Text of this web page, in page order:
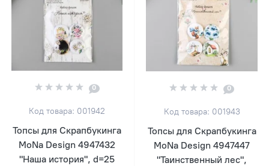
0
Код товара: 001942
Топсы для Скрапбукинга
MoNa Design 4947432
"Наша история", d=25
0
Код товара: 001943
Топсы для Скрапбукинга
MoNa Design 4947447
"Таинственный лес",